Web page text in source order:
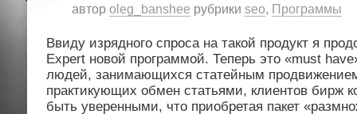
автор oleg_banshee рубрики seo, Программы
Ввиду изрядного спроса на такой продукт я
Expert новой программой. Теперь это «must
людей, занимающихся статейным
практикующих обмен статьями, клиентов бирж
быть уверенными, что приобретая пакет